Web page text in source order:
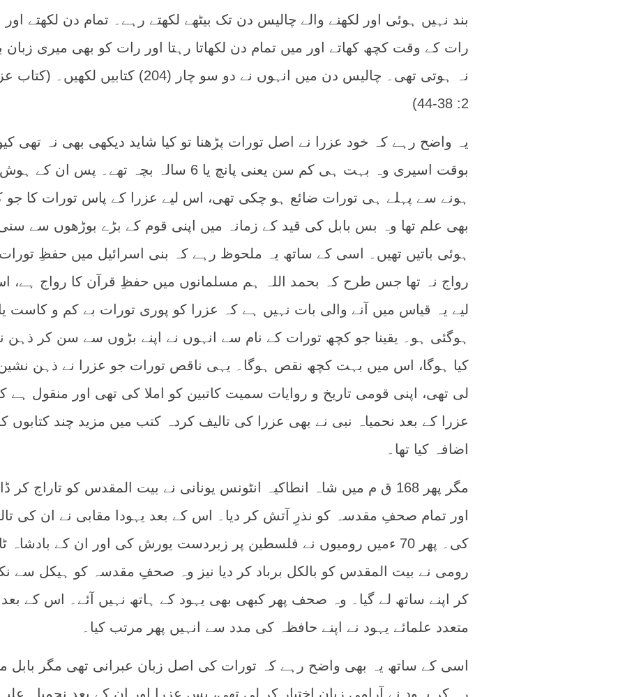
بند نہیں ہوئی اور لکھنے والے چالیس دن تک بیٹھے لکھتے رہے۔ تمام دن لکھتے
رات کے وقت کچھ کھاتے اور میں تمام دن لکھاتا رہتا اور رات کو بھی میری زبان
نہ ہوتی تھی۔ چالیس دن میں انہوں نے دو سو چار (204) کتابیں لکھیں۔
2: 38-44)
یہ واضح رہے کہ خود عزرا نے اصل تورات پڑھنا تو کیا شاید دیکھی بھی نہ تھی
بوقت اسیری وہ بہت ہی کم سن یعنی پانچ یا 6 سالہ بچہ تھے۔ پس ان
ہونے سے پہلے ہی تورات ضائع ہو چکی تھی، اس لیے عزرا کے پاس تورات کا جو
بھی علم تھا وہ بس بابل کی قید کے زمانہ میں اپنی قوم کے بڑے بوڑھوں سے
ہوئی باتیں تھیں۔ اسی کے ساتھ یہ ملحوظ رہے کہ بنی اسرائیل میں حفظِ تورات
رواج نہ تھا جس طرح کہ بحمد اللہ ہم مسلمانوں میں حفظِ قرآن کا رواج ہے،
لیے یہ قیاس میں آنے والی بات نہیں ہے کہ عزرا کو پوری تورات بے کم و کاست
ہوگئی ہو۔ یقینا جو کچھ تورات کے نام سے انہوں نے اپنے بڑوں سے سن کر ذہن
کیا ہوگا، اس میں بہت کچھ نقص ہوگا۔ یہی ناقص تورات جو عزرا نے ذہن
لی تھی، اپنی قومی تاریخ و روایات سمیت کاتبین کو املا کی تھی اور منقول ہے
عزرا کے بعد نحمیاہ نبی نے بھی عزرا کی تالیف کردہ کتب میں مزید چند کتابوں
اضافہ کیا تھا۔
مگر پھر 168 ق م میں شاہ انطاکیہ انٹونس یونانی نے بیت المقدس کو تاراج کر
اور تمام صحفِ مقدسہ کو نذرِ آتش کر دیا۔ اس کے بعد یہودا مقابی نے ان کی
کی۔ پھر 70 ءمیں رومیوں نے فلسطین پر زبردست یورش کی اور ان کے بادشاہ
رومی نے بیت المقدس کو بالکل برباد کر دیا نیز وہ صحفِ مقدسہ کو ہیکل سے
کر اپنے ساتھ لے گیا۔ وہ صحف پھر کبھی بھی یہود کے ہاتھ نہیں آئے۔ اس کے بعد
متعدد علمائے یہود نے اپنے حافظہ کی مدد سے انہیں پھر مرتب کیا۔
اسی کے ساتھ یہ بھی واضح رہے کہ تورات کی اصل زبان عبرانی تھی مگر بابل
رہ کر یہود نے آرامی زبان اختیار کر لی تھی، پس عزرا اور ان کے بعد نحمیاہ علیہ